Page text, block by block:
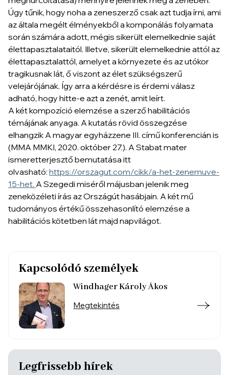
Úgy tűnik, hogy noha a zeneszerző csak azt tudja írni, ami
az általa megélt élményekből a komponálás folyamata
során számára adott, mégis sikerült elemelkednie saját
élettapasztalataitól. Illetve, sikerült elemelkednie attól az
élettapasztalattól, amelyet a környezete és az utókor
tragikusnak lát, ő viszont az élet szükségszerű
velejárójának. Így arra a kérdésre is érdemi válasz
adható, hogy hitte-e azt a zenét, amit leírt.
A két kompozíció elemzése a szerző habilitációs
témájának anyaga. A kutatás rövid összegzése
elhangzik A magyar egyházzene III. című konferencián is
(MMA MMKI, 2020. október 27.). A Stabat mater
ismeretterjesztő bemutatása itt
olvasható: https://orszagut.com/cikk/a-het-zenemuve-
15-het. A Szegedi miséről májusban jelenik meg
zeneközéleti írás az Országút hasábjain. A két mű
tudományos értékű összehasonlító elemzése a
habilitációs kötetben lát majd napvilágot.
Kapcsolódó személyek
Windhager Károly Ákos
Megtekintés
Legfrissebb hírek